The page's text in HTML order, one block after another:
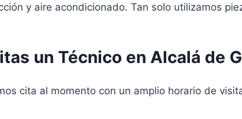
y aire acondicionado. Tan solo utilizamos
un Técnico en Alcalá de
cita al momento con un amplio horario de